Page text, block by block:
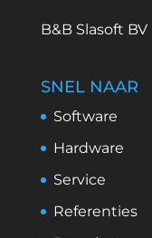
B&B Slasoft BV
SNEL NAAR
Software
Hardware
Service
Referenties